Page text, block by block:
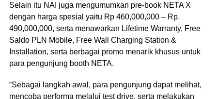
Selain itu NAI juga mengumumkan pre-book NETA X
dengan harga spesial yaitu Rp 460,000,000 – Rp.
490,000,000, serta menawarkan Lifetime Warranty, Free
Saldo PLN Mobile, Free Wall Charging Station &
Installation, serta berbagai promo menarik khusus untuk
para pengunjung booth NETA.
“Sebagai langkah awal, para pengunjung dapat melihat,
mencoba performa melalui test drive, serta melakukan